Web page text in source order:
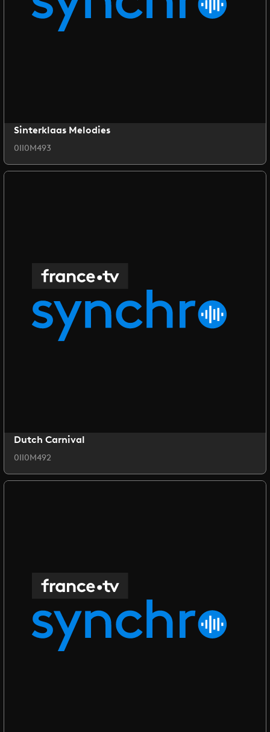
Sinterklaas Melodies
0II0M493
Dutch Carnival
0II0M492